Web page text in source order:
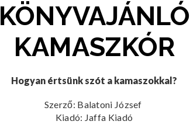
KÖNYVAJÁNLÓ
KAMASZKÓR
Hogyan értsünk szót a kamaszokkal?
Szerző: Balatoni József
Kiadó: Jaffa Kiadó